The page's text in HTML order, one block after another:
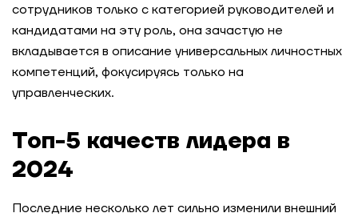
сотрудников только с категорией руководителей и
кандидатами на эту роль, она зачастую не
вкладывается в описание универсальных личностных
компетенций, фокусируясь только на
управленческих.
Топ-5 качеств лидера в
2024
Последние несколько лет сильно изменили внешний